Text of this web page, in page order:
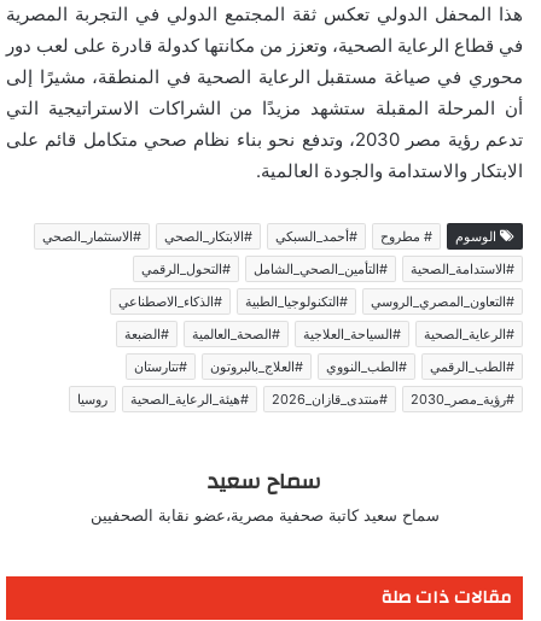
هذا المحفل الدولي تعكس ثقة المجتمع الدولي في التجربة المصرية
في قطاع الرعاية الصحية، وتعزز من مكانتها كدولة قادرة على لعب دور
محوري في صياغة مستقبل الرعاية الصحية في المنطقة، مشيرًا إلى
أن المرحلة المقبلة ستشهد مزيدًا من الشراكات الاستراتيجية التي
تدعم رؤية مصر 2030، وتدفع نحو بناء نظام صحي متكامل قائم على
الابتكار والاستدامة والجودة العالمية.
الوسوم # مطروح #أحمد_السبكي #الابتكار_الصحي
#الاستثمار_الصحي
#الاستدامة_الصحية
#التأمين_الصحي_الشامل
#التحول_الرقمي
#التعاون_المصري_الروسي
#التكنولوجيا_الطبية
#الذكاء_الاصطناعي
#الرعاية_الصحية
#السياحة_العلاجية #الصحة_العالمية
#الضبعة
#الطب_الرقمي
#الطب_النووي #العلاج_بالبروتون
#تتارستان
#رؤية_مصر_2030
#منتدى_قازان_2026 #هيئة_الرعاية_الصحية روسيا
سماح سعيد
سماح سعيد كاتبة صحفية مصرية،عضو نقابة الصحفيين
مقالات ذات صلة